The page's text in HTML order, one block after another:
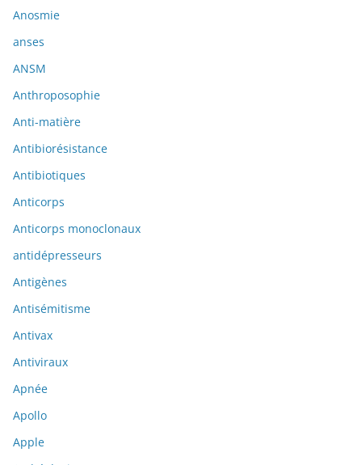
Anosmie
anses
ANSM
Anthroposophie
Anti-matière
Antibiorésistance
Antibiotiques
Anticorps
Anticorps monoclonaux
antidépresseurs
Antigènes
Antisémitisme
Antivax
Antiviraux
Apnée
Apollo
Apple